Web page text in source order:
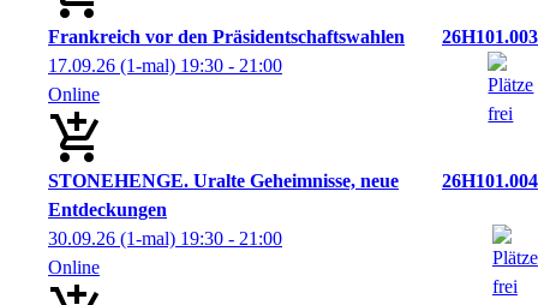
Frankreich vor den Präsidentschaftswahlen
26H101.003
17.09.26 (1-mal) 19:30 - 21:00
Online
STONEHENGE. Uralte Geheimnisse, neue
Entdeckungen
26H101.004
30.09.26 (1-mal) 19:30 - 21:00
Online